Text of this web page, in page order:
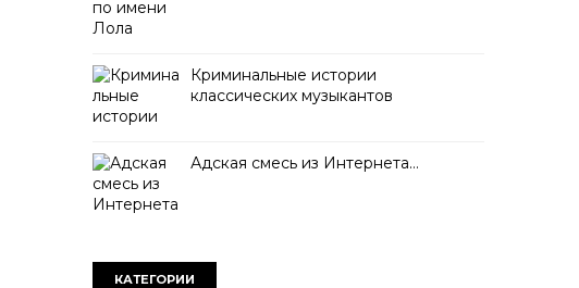
Криминальные истории
классических музыкантов
Адская смесь из Интернета…
КАТЕГОРИИ